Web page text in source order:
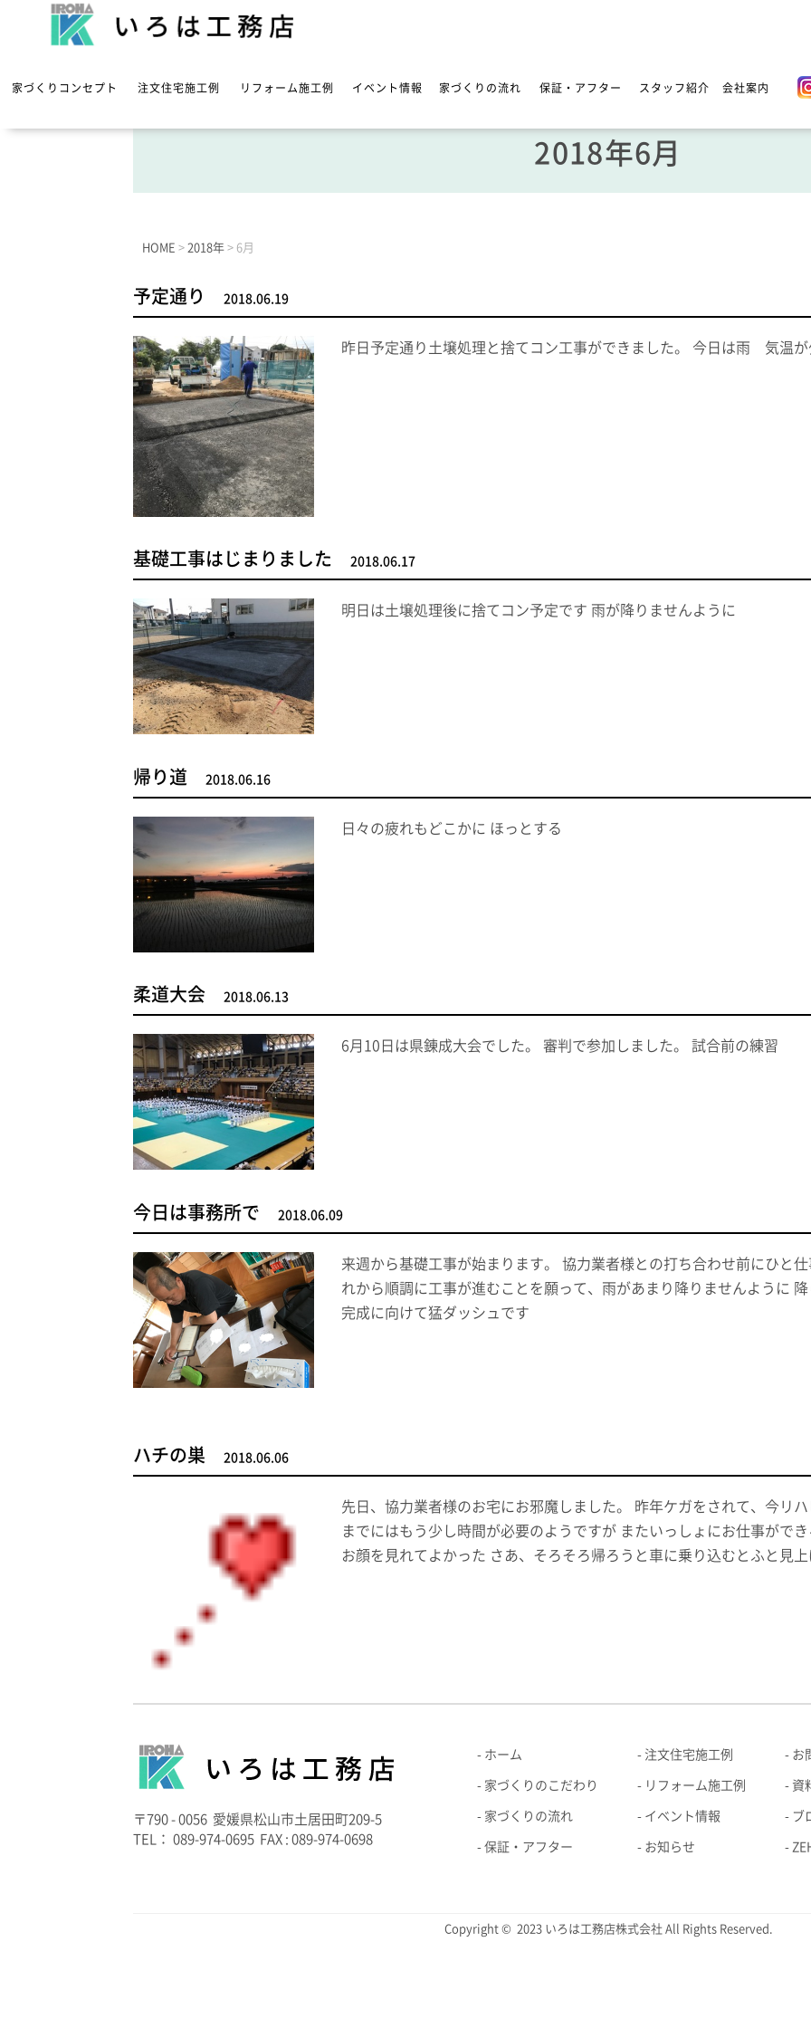
家づくりコンセプト 注文住宅施工例 リフォーム施工例 イベント情報 家づくりの流れ 保証・アフター スタッフ紹介 会社案内
2018年6月
HOME > 2018年 > 6月
予定通り 2018.06.19
昨日予定通り土壌処理と捨てコン工事ができました。 今日は雨 気温
基礎工事はじまりました 2018.06.17
明日は土壌処理後に捨てコン予定です 雨が降りませんように
帰り道 2018.06.16
日々の疲れもどこかに ほっとする
柔道大会 2018.06.13
6月10日は県錬成大会でした。 審判で参加しました。 試合前の練習
今日は事務所で 2018.06.09
来週から基礎工事が始まります。 協力業者様との打ち合わせ前にひと
れから順調に工事が進むことを願って、雨があまり降りませんように
完成に向けて猛ダッシュです
ハチの巣 2018.06.06
先日、協力業者様のお宅にお邪魔しました。 昨年ケガをされて、今リ
までにはもう少し時間が必要のようですが またいっしょにお仕事がで
お顔を見れてよかった さあ、そろそろ帰ろうと車に乗り込むとふと見
ホーム
家づくりのこだわり
家づくりの流れ
保証・アフター
注文住宅施工例
リフォーム施工例
イベント情報
お知らせ
お
資
ブ
〒790 - 0056 愛媛県松山市土居田町209-5
TEL： 089-974-0695 FAX : 089-974-0698
Copyright © 2023 いろは工務店株式会社 All Rights Reserved.